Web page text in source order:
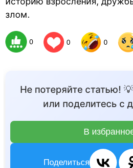
злом.
0 0 0
Не потеряйте статью!
или поделитесь с
В
Поделиться